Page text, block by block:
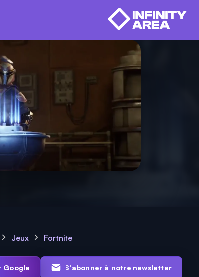
Jeux Fortnite
Google S'abonner à notre newsletter